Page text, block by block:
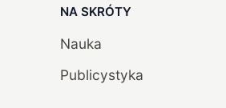
NA SKRÓTY
Nauka
Publicystyka